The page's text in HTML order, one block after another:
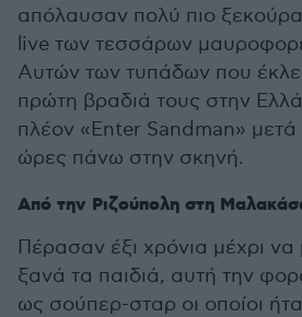
απόλαυσαν πολύ πιο
live των τεσσάρων
Αυτών των τυπάδων που
πρώτη βραδιά τους στην
πλέον «Enter Sandman» μετά
ώρες πάνω στην σκηνή.
Από την Ριζούπολη στη
Πέρασαν έξι χρόνια μέχρι
ξανά τα παιδιά, αυτή την
ως σούπερ-σταρ οι οποίοι